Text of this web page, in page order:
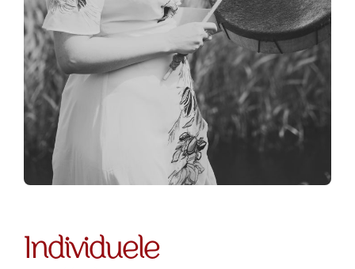
Individuele